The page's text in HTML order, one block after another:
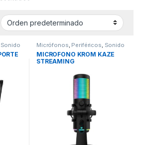
Sonido Micrófonos, Periféricos, Sonido
MICROFONO KROM KAZE
STREAMING